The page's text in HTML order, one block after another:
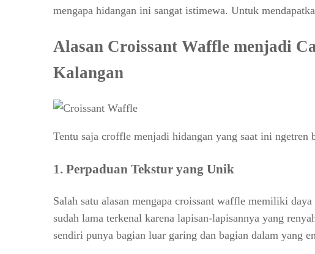
mengapa hidangan ini sangat istimewa. Untuk
Alasan Croissant Waffle menjadi
Kalangan
Tentu saja croffle menjadi hidangan yang saat ini ngetren
1. Perpaduan Tekstur yang Unik
Salah satu alasan mengapa croissant waffle memiliki
sudah lama terkenal karena lapisan-lapisannya yang
sendiri punya bagian luar garing dan bagian dalam yang